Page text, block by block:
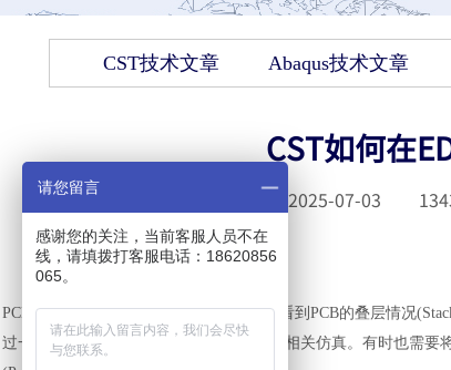
CST技术文章 Abaqus技术文章
CST如何在
2025-07-03
PCB文件导入到CST PCB工作室后，可以看到PCB的叠层情况
过一系列设置后可以进行IR Drop、SI、PI相关仿真。有时也需
请您留言
感谢您的关注，当前客服人员不在
线，请填拨打客服电话：18620856
065。